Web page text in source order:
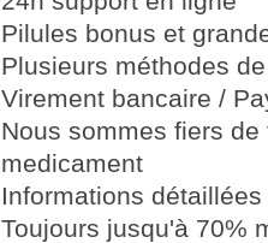
Pilules bonus et
Plusieurs méthodes
Virement bancaire /
Nous sommes fiers
medicament
Informations
Toujours jusqu'à 70%